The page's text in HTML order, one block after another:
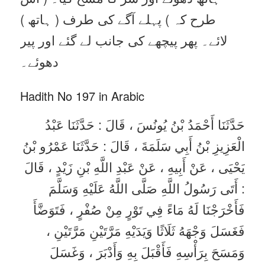
طرح کہ ) پہلے آگے کی طرف ( ہاتھ )
لائے۔ پھر پیچھے کی جانب لے گئے اور پیر
دھوئے۔
Hadith No 197 in Arabic
حَدَّثَنَا أَحْمَدُ بْنُ يُونُسَ ، قَالَ : حَدَّثَنَا عَبْدُ
الْعَزِيزِ بْنُ أَبِي سَلَمَةَ ، قَالَ : حَدَّثَنَا عَمْرُو بْنُ
يَحْيَى ، عَنْ أَبِيهِ ، عَنْ عَبْدِ اللَّهِ بْنِ زَيْدٍ ، قَالَ
: أَتَى رَسُولُ اللَّهِ صَلَّى اللَّهُ عَلَيْهِ وَسَلَّمَ
فَأَخْرَجْنَا لَهُ مَاءً فِي تَوْرٍ مِنْ صُفْرٍ ، فَتَوَضَّأَ
فَغَسَلَ وَجْهَهُ ثَلَاثًا وَيَدَيْهِ مَرَّتَيْنِ مَرَّتَيْنِ ،
وَمَسَحَ بِرَأْسِهِ فَأَقْبَلَ بِهِ وَأَدْبَرَ ، وَغَسَلَ